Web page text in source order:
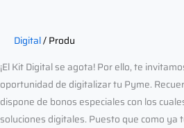
Digital/Produ
¡El Kit Digital se agota! Por ello, te
oportunidad de digitalizar tu Pyme.
dispone de bonos especiales con los
soluciones digitales. Puesto que como ya